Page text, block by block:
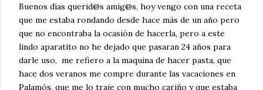
asociar las alubias únicamente a los guisos tradicionales y
copiosos de invierno. Con esta receta simple pero
revolucionaria, transformaremos un ingrediente tan
humilde como la alubia de La Bañeza en un snack ligero,
dorado, cargado de proteína y 100% natural. Es el
sustituto perfecto a los frutos se...
Buenos días querid@s amig@s, hoy vengo con una receta
que me estaba rondando desde hace más de un año pero
que no encontraba la ocasión de hacerla, pero a este
lindo aparatito no he dejado que pasaran 24 años para
darle uso, me refiero a la maquina de hacer pasta, que
hace dos veranos me compre durante las vacaciones en
Palamós, que me lo traje con mucho cariño y que estaba